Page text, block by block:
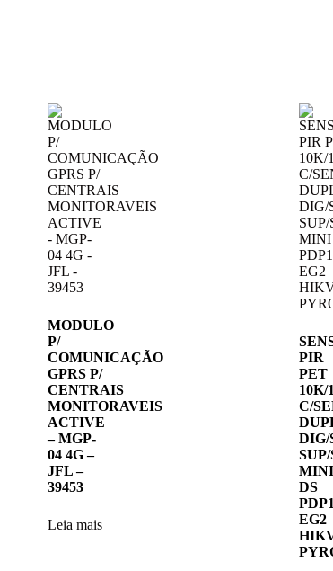
MODULO
P/
COMUNICAÇÃO
GPRS P/
CENTRAIS
MONITORAVEIS
ACTIVE
– MGP-
04 4G –
JFL –
39453
Leia mais
PIR
PET
10K/
C/
DIG/
MINI
DS
EG2